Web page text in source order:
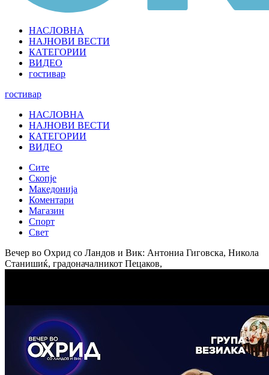
НАСЛОВНА
НАЈНОВИ ВЕСТИ
КАТЕГОРИИ
ВИДЕО
гостивар
гостивар
НАСЛОВНА
НАЈНОВИ ВЕСТИ
КАТЕГОРИИ
ВИДЕО
Сите
Скопје
Македонија
Коментари
Магазин
Спорт
Свет
Вечер во Охрид со Ландов и Вик: Антониа Гиговска, Никола
Станишиќ, градоначалникот Пецаков,